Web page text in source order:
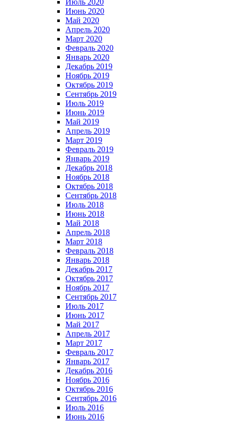
Июль 2020
Июнь 2020
Май 2020
Апрель 2020
Март 2020
Февраль 2020
Январь 2020
Декабрь 2019
Ноябрь 2019
Октябрь 2019
Сентябрь 2019
Июль 2019
Июнь 2019
Май 2019
Апрель 2019
Март 2019
Февраль 2019
Январь 2019
Декабрь 2018
Ноябрь 2018
Октябрь 2018
Сентябрь 2018
Июль 2018
Июнь 2018
Май 2018
Апрель 2018
Март 2018
Февраль 2018
Январь 2018
Декабрь 2017
Октябрь 2017
Ноябрь 2017
Сентябрь 2017
Июль 2017
Июнь 2017
Май 2017
Апрель 2017
Март 2017
Февраль 2017
Январь 2017
Декабрь 2016
Ноябрь 2016
Октябрь 2016
Сентябрь 2016
Июль 2016
Июнь 2016